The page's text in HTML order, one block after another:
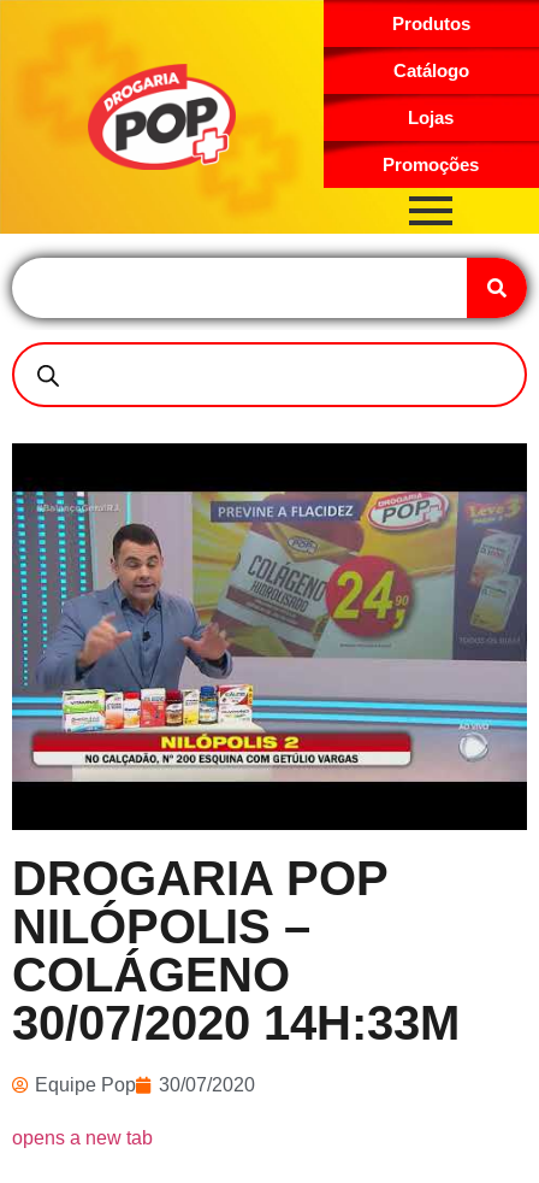
Produtos
Catálogo
Lojas
Promoções
DROGARIA POP
NILÓPOLIS –
COLÁGENO
30/07/2020 14H:33M
Equipe Pop 30/07/2020
opens a new tab